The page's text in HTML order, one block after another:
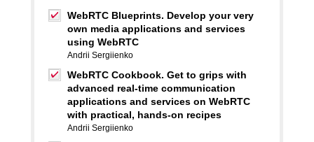
WebRTC Blueprints. Develop your very
own media applications and services
using WebRTC
Andrii Sergiienko
WebRTC Cookbook. Get to grips with
advanced real-time communication
applications and services on WebRTC
with practical, hands-on recipes
Andrii Sergiienko